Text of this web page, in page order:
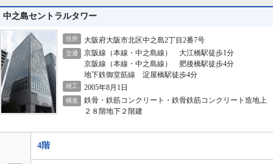
中之島セントラルタワー
住所 大阪府大阪市北区中之島2丁目2番7号
交通
京阪線（本線・中之島線） 大江橋駅徒歩1分
京阪線（本線・中之島線） 肥後橋駅徒歩4分
地下鉄御堂筋線 淀屋橋駅徒歩4分
竣工 2005年8月1日
構造
鉄骨・鉄筋コンクリート・鉄骨鉄筋コンクリート造地上
２８階地下２階建
4階